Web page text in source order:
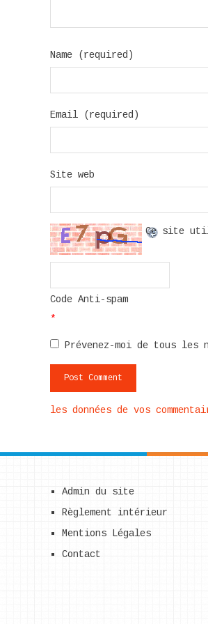
Name (required)
Email (required)
Site web
Code Anti-spam
*
Prévenez-moi de tous
Ce site
les données de vos
Admin du site
Règlement intérieur
Mentions Légales
Contact